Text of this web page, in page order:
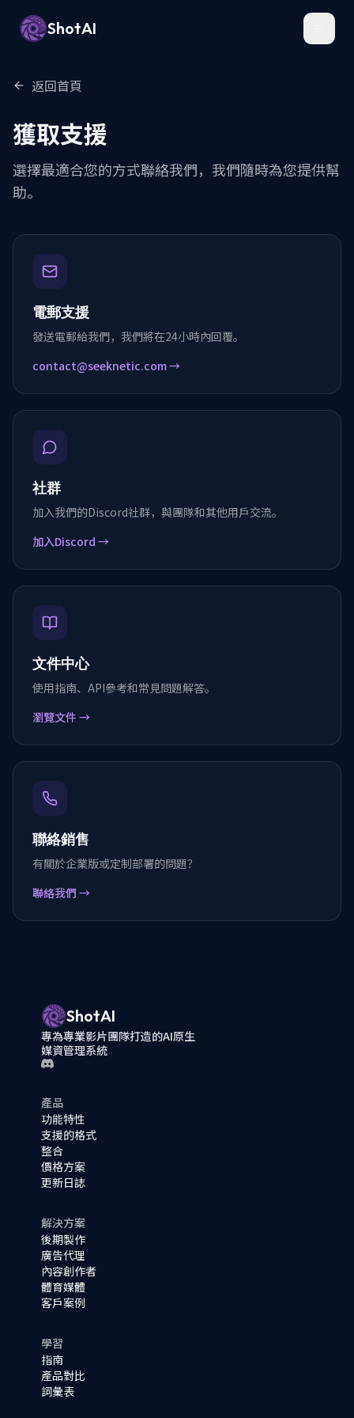
ShotAI
返回首頁
獲取支援
選擇最適合您的方式聯絡我們，我們隨時為您提供幫
助。
電郵支援
發送電郵給我們，我們將在24小時內回覆。
contact@seeknetic.com→
社群
加入我們的Discord社群，與團隊和其他用戶交流。
加入Discord →
文件中心
使用指南、API參考和常見問題解答。
瀏覽文件 →
聯絡銷售
有關於企業版或定制部署的問題？
聯絡我們 →
ShotAI
專為專業影片團隊打造的AI原生
媒資管理系統
產品
功能特性
支援的格式
整合
價格方案
更新日誌
解決方案
後期製作
廣告代理
內容創作者
體育媒體
客戶案例
學習
指南
產品對比
詞彙表